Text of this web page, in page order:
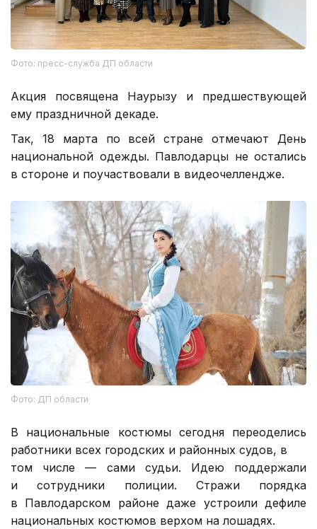
Фото: пресс-служба ДП области
Акция посвящена Наурызу и предшествующей
ему праздничной декаде.
Так, 18 марта по всей стране отмечают День
национальной одежды. Павлодарцы не остались
в стороне и поучаствовали в видеочеллендже.
Фото: ДП области
В национальные костюмы сегодня переоделись
работники всех городских и районных судов, в
том числе — сами судьи. Идею поддержали
и сотрудники полиции. Стражи порядка
в Павлодарском районе даже устроили дефиле
национальных костюмов верхом на лошадях.